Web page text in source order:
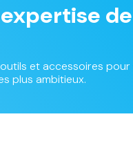
et accessoires pour
plus ambitieux.